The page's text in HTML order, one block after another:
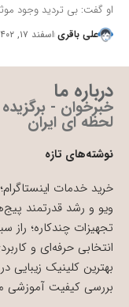
او گفت: بی تردید وجود
علی باقری اسفند ۱۷, ۱۴۰۲
درباره ما
خبرخوان -
لحظه ای ایران
نوشته‌های تازه
خرید خدمات
ویو و رشد قدرتمند
تجهیزات چندکاره؛
انتخابی حرفه‌ای و
بهترین کلینیک زیبایی
بررسی کیفیت